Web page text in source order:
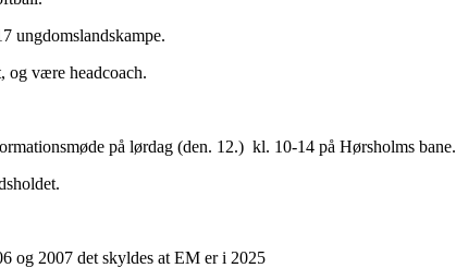
ungdomslandskampe.
og være headcoach.
på lørdag (den. 12.) kl. 10-14 på Hørsholms bane.
og 2007 det skyldes at EM er i 2025